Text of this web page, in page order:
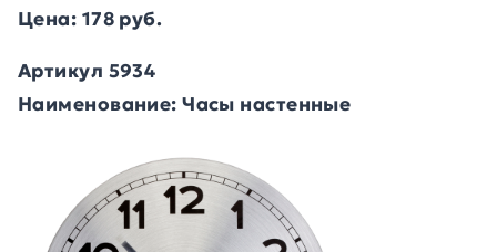
Цена: 178 руб.
Артикул 5934
Наименование: Часы настенные